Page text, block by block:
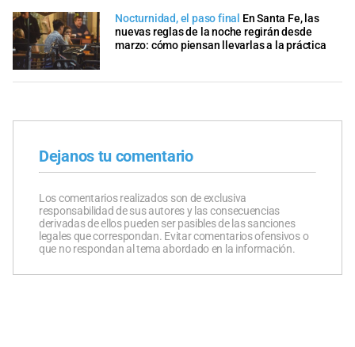
Nocturnidad, el paso final En Santa Fe, las
nuevas reglas de la noche regirán desde
marzo: cómo piensan llevarlas a la práctica
Dejanos tu comentario
Los comentarios realizados son de exclusiva
responsabilidad de sus autores y las consecuencias
derivadas de ellos pueden ser pasibles de las sanciones
legales que correspondan. Evitar comentarios ofensivos o
que no respondan al tema abordado en la información.